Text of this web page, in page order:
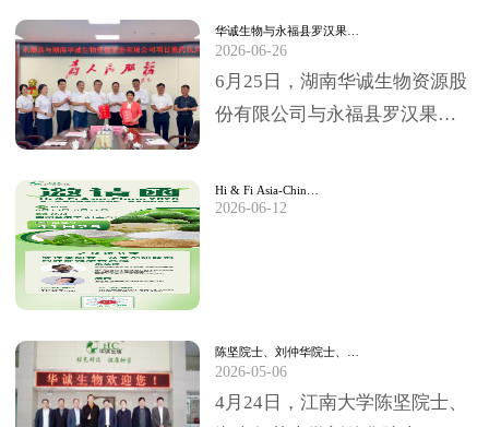
华诚生物与永福县罗汉果…
2026-06-26
6月25日，湖南华诚生物资源股
份有限公司与永福县罗汉果深
举行。永福县委书…
Hi & Fi Asia-Chin…
2026-06-12
陈坚院士、刘仲华院士、…
2026-05-06
4月24日，江南大学陈坚院士、